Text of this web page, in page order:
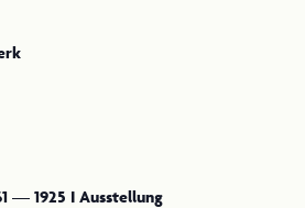
— 1925 I Ausstellung